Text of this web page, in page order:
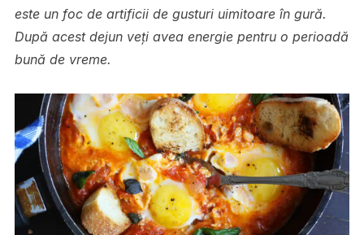
este un foc de artificii de gusturi uimitoare în gură.
După acest dejun veți avea energie pentru o perioadă
bună de vreme.